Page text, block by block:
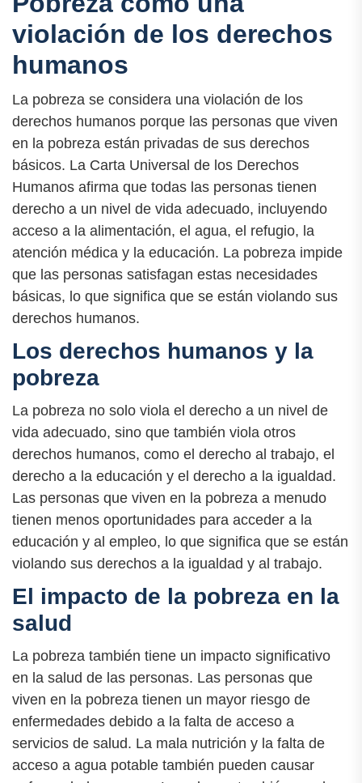
violación de los derechos
humanos
La pobreza se considera una violación de los
derechos humanos porque las personas que viven
en la pobreza están privadas de sus derechos
básicos. La Carta Universal de los Derechos
Humanos afirma que todas las personas tienen
derecho a un nivel de vida adecuado, incluyendo
acceso a la alimentación, el agua, el refugio, la
atención médica y la educación. La pobreza impide
que las personas satisfagan estas necesidades
básicas, lo que significa que se están violando sus
derechos humanos.
Los derechos humanos y la
pobreza
La pobreza no solo viola el derecho a un nivel de
vida adecuado, sino que también viola otros
derechos humanos, como el derecho al trabajo, el
derecho a la educación y el derecho a la igualdad.
Las personas que viven en la pobreza a menudo
tienen menos oportunidades para acceder a la
educación y al empleo, lo que significa que se están
violando sus derechos a la igualdad y al trabajo.
El impacto de la pobreza en la
salud
La pobreza también tiene un impacto significativo
en la salud de las personas. Las personas que
viven en la pobreza tienen un mayor riesgo de
enfermedades debido a la falta de acceso a
servicios de salud. La mala nutrición y la falta de
acceso a agua potable también pueden causar